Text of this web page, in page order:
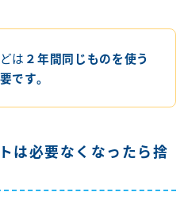
は ２年間同じものを使う
です。
は必要なくなったら捨